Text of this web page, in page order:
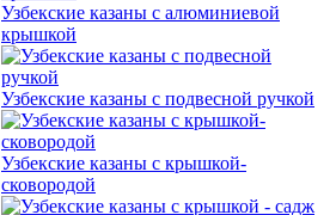
Узбекские казаны с алюминиевой
крышкой
Узбекские казаны с подвесной ручкой
Узбекские казаны с крышкой-
сковородой